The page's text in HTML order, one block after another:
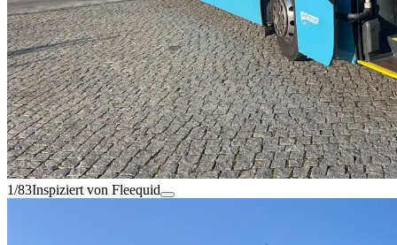
1/83Inspiziert von Fleequid